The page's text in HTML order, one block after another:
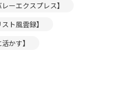
ーエクスプレス】
ト風雲録】
かす】